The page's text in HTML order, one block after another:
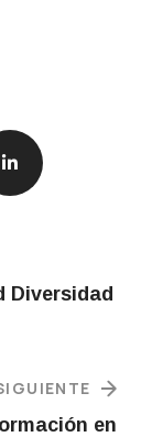
Diversidad
en